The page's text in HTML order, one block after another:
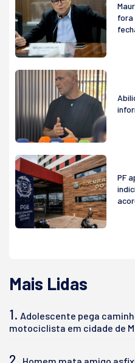
fora
PF
Mais Lidas
1. Adolescente pega
motociclista em cidade de
2.